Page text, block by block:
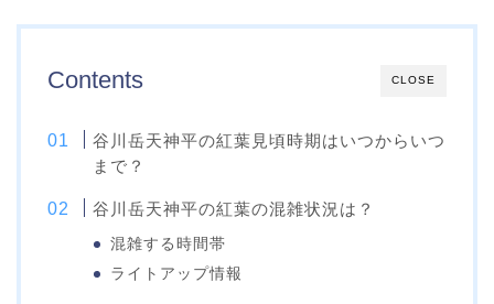
CLOSE
Contents
谷川岳天神平の紅葉見頃時期はいつからいつ
まで？
谷川岳天神平の紅葉の混雑状況は？
混雑する時間帯
ライトアップ情報